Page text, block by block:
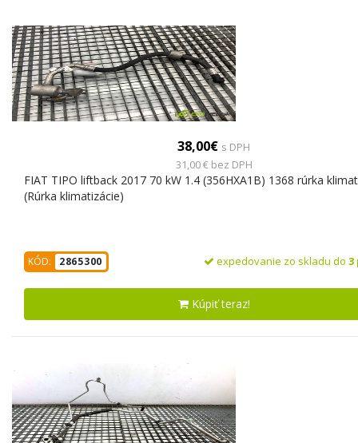
38,00€ s DPH
31,00 € bez DPH
FIAT TIPO liftback 2017 70 kW 1.4 (356HXA1B) 1368 rúrka
(Rúrka klimatizácie)
KÓD: 2865300 expedovanie zo skladu do 3
Kúpiť teraz!